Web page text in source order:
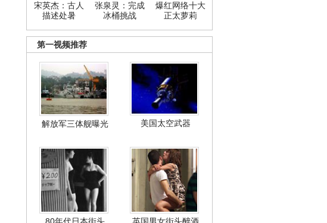
宋英杰：古人
描述处暑
张泉灵：完成
冰桶挑战
爆红网络十大
正太萝莉
第一视频推荐
解放军三体舰曝光 美国太空武器